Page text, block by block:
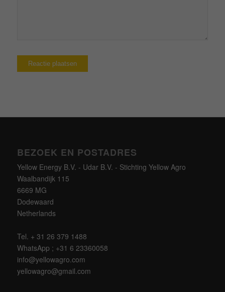
BEZOEK EN POSTADRES
Yellow Energy B.V. - Udar B.V. - Stichting Yellow Agro
Waalbandijk 115
6669 MG
Dodewaard
Netherlands
Tel. + 31 26 379 1488
WhatsApp ; +31 6 23360058
info@yellowagro.com
yellowagro@gmail.com